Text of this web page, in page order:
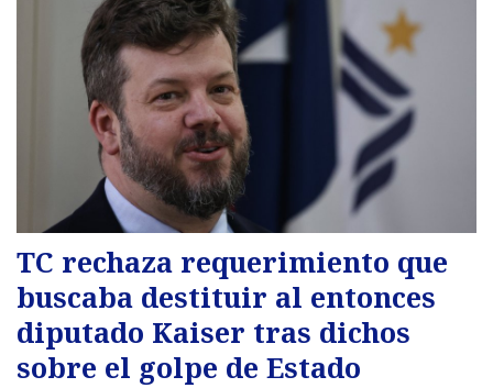
TC rechaza requerimiento que
buscaba destituir al entonces
diputado Kaiser tras dichos
sobre el golpe de Estado